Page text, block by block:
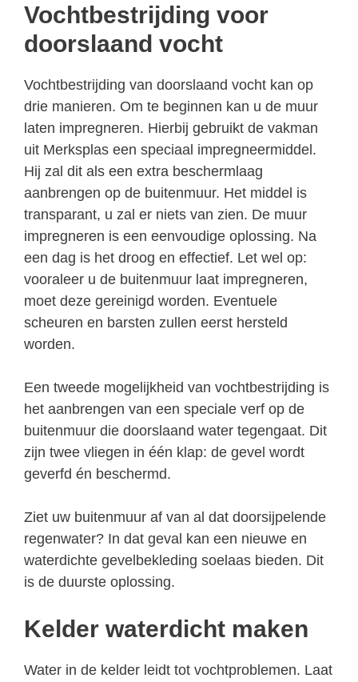
Vochtbestrijding voor
doorslaand vocht
Vochtbestrijding van doorslaand vocht kan op
drie manieren. Om te beginnen kan u de muur
laten impregneren. Hierbij gebruikt de vakman
uit Merksplas een speciaal impregneermiddel.
Hij zal dit als een extra beschermlaag
aanbrengen op de buitenmuur. Het middel is
transparant, u zal er niets van zien. De muur
impregneren is een eenvoudige oplossing. Na
een dag is het droog en effectief. Let wel op:
vooraleer u de buitenmuur laat impregneren,
moet deze gereinigd worden. Eventuele
scheuren en barsten zullen eerst hersteld
worden.
Een tweede mogelijkheid van vochtbestrijding is
het aanbrengen van een speciale verf op de
buitenmuur die doorslaand water tegengaat. Dit
zijn twee vliegen in één klap: de gevel wordt
geverfd én beschermd.
Ziet uw buitenmuur af van al dat doorsijpelende
regenwater? In dat geval kan een nieuwe en
waterdichte gevelbekleding soelaas bieden. Dit
is de duurste oplossing.
Kelder waterdicht maken
Water in de kelder leidt tot vochtproblemen. Laat